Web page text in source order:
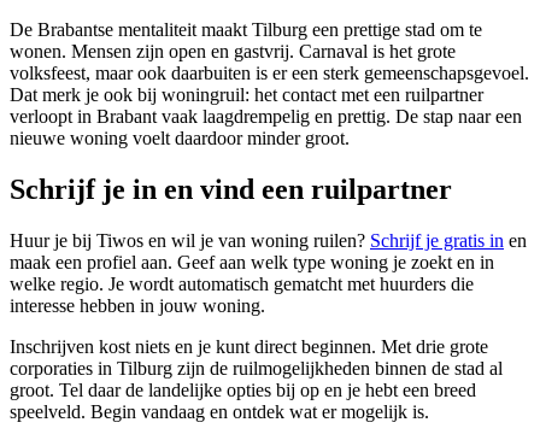
De Brabantse mentaliteit maakt Tilburg een prettige stad om te
wonen. Mensen zijn open en gastvrij. Carnaval is het grote
volksfeest, maar ook daarbuiten is er een sterk gemeenschapsgevoel.
Dat merk je ook bij woningruil: het contact met een ruilpartner
verloopt in Brabant vaak laagdrempelig en prettig. De stap naar een
nieuwe woning voelt daardoor minder groot.
Schrijf je in en vind een ruilpartner
Huur je bij Tiwos en wil je van woning ruilen? Schrijf je gratis in en
maak een profiel aan. Geef aan welk type woning je zoekt en in
welke regio. Je wordt automatisch gematcht met huurders die
interesse hebben in jouw woning.
Inschrijven kost niets en je kunt direct beginnen. Met drie grote
corporaties in Tilburg zijn de ruilmogelijkheden binnen de stad al
groot. Tel daar de landelijke opties bij op en je hebt een breed
speelveld. Begin vandaag en ontdek wat er mogelijk is.